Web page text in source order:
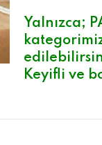
Yalnızca;
Keyifli ve